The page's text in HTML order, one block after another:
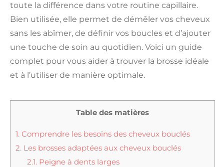
toute la différence dans votre routine capillaire.
Bien utilisée, elle permet de démêler vos cheveux
sans les abîmer, de définir vos boucles et d’ajouter
une touche de soin au quotidien. Voici un guide
complet pour vous aider à trouver la brosse idéale
et à l’utiliser de manière optimale.
Table des matières
1. Comprendre les besoins des cheveux bouclés
2. Les brosses adaptées aux cheveux bouclés
2.1. Peigne à dents larges